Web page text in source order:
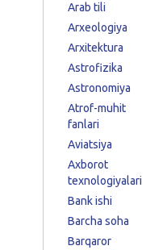
Arab tili
Arxeologiya
Arxitektura
Astrofizika
Astronomiya
Atrof-muhit
fanlari
Aviatsiya
Axborot
texnologiyalari
Bank ishi
Barcha soha
Barqaror